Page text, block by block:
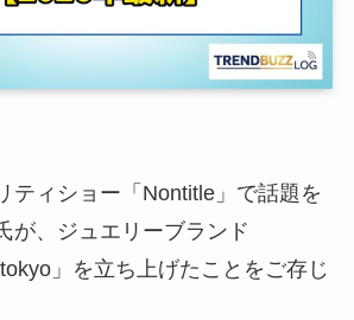
ティショー「Nontitle」で話題を
が、ジュエリーブランド
tokyo」を立ち上げたことをご存じ